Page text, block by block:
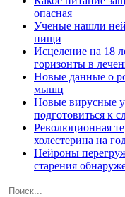
опасная
Ученые нашли
пищи
Исцеление на 18
горизонты в
Новые данные о
мышц
Новые вирусные
подготовиться к
Революционная
холестерина на
Нейроны
старения